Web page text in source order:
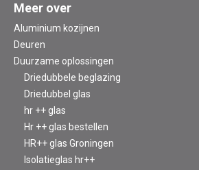
Meer over
Aluminium kozijnen
Deuren
Duurzame oplossingen
Driedubbele beglazing
Driedubbel glas
hr ++ glas
Hr ++ glas bestellen
HR++ glas Groningen
Isolatieglas hr++